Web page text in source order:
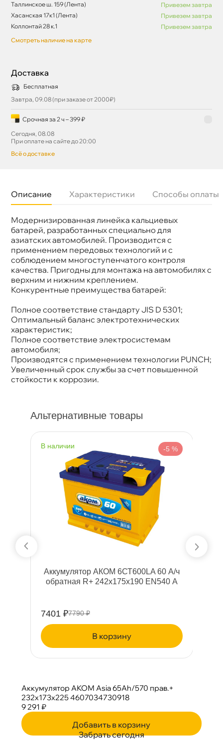
Таллинское ш. 159 (Лента)
Привезем завтра
Хасанская 17к1 (Лента)
Привезем завтра
Коллонтай 28 к.1
Привезем завтра
Смотреть наличие на карте
Доставка
Бесплатная
Завтра, 09.08 (при заказе от 2000₽)
Срочная за 2 ч – 399 ₽
Сегодня, 08.08
При оплате на сайте до 20:00
сё о доставке
Описание Характеристики Способы оплаты
Модернизированная линейка кальциевых
атарей, разработанных специально для
азиатских автомобилей. Производится с
применением передовых технологий и с
соблюдением многоступенчатого контроля
качества. Пригодны для монтажа на автомобилях с
ерхним и нижним креплением.
Конкурентные преимущества батарей:
Полное соответствие стандарту JIS D 5301;
Оптимальный баланс электротехнических
характеристик;
Полное соответствие электросистемам
автомобиля;
Производятся с применением технологии PUNCH;
Увеличенный срок службы за счет повышенной
стойкости к коррозии.
Бренд
Akom
Артикул
Напряжение
12V
Полярность
Обратная (плюс справа)
Размер
аккумулятора
232x173x225
Емкость А/ч
65
прокрутки
Альтернативные товары
наличии -5 %
Аккумулятор АКОМ 6СТ600LA 60 А/ч
обратная R+ 242x175x190 EN540 А
7401 ₽7790 ₽
корзину
Аккумулятор АКОМ Asia 65Ah/570 прав.+
232x173x225 4607034730918
9 291 ₽
Добавить в корзину
Забрать сегодня